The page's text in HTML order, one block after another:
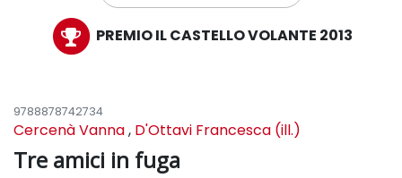
PREMIO IL CASTELLO VOLANTE 2013
9788878742734
Cercenà Vanna, D'Ottavi Francesca (ill.)
Tre amici in fuga